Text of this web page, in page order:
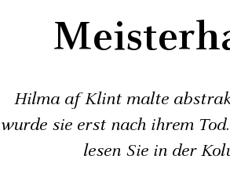
Hilma af Klint malte
wurde sie erst nach ihrem
lesen Sie in der